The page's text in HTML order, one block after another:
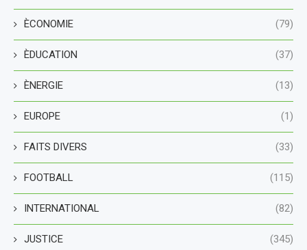
ÈCONOMIE (79)
ÈDUCATION (37)
ÈNERGIE (13)
EUROPE (1)
FAITS DIVERS (33)
FOOTBALL (115)
INTERNATIONAL (82)
JUSTICE (345)